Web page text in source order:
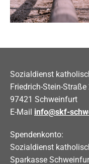
Sozialdienst
Friedrich-Stein-Straße
97421 Schweinfurt
E-Mail info@skf-
Spendenkonto:
Sozialdienst
Sparkasse